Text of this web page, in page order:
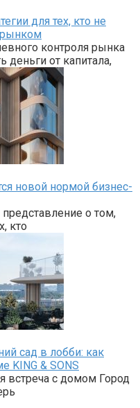
для тех, кто не
рынком
контроля рынка
деньги от капитала,
новой нормой бизнес-
о том,
кто
сад в лобби: как
KING & SONS
встреча с домом Город